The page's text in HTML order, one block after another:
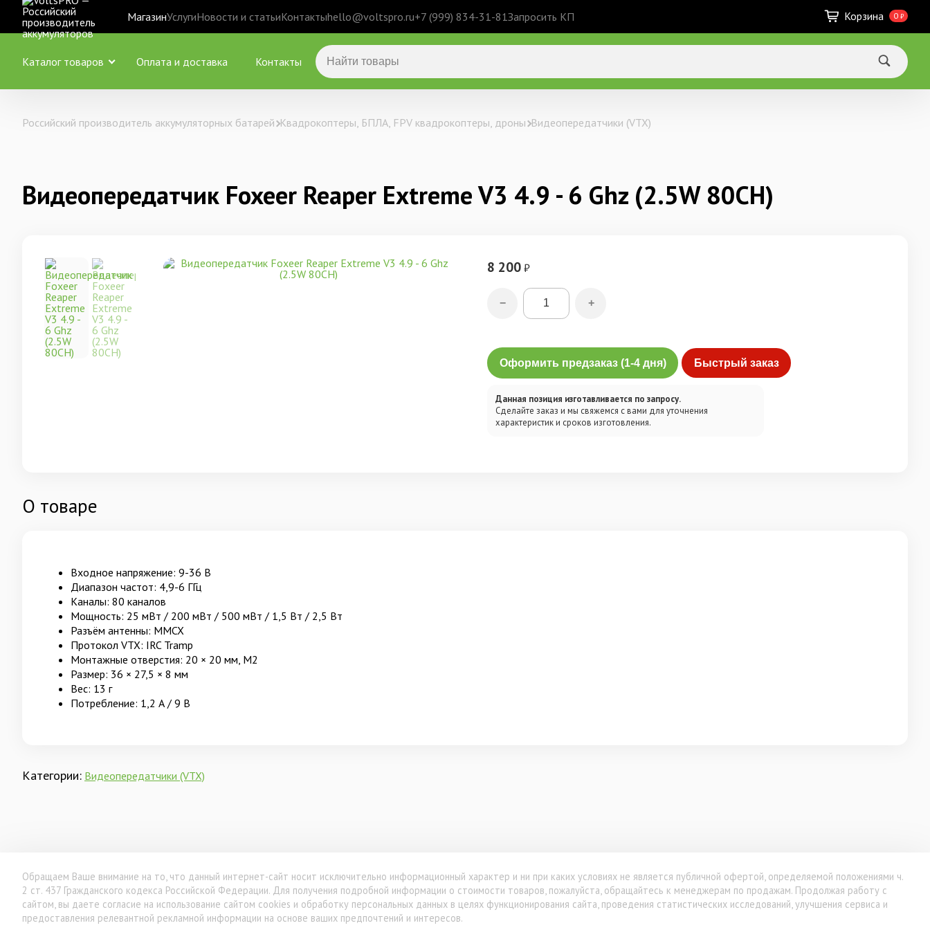
МагазинУслугиНовости и статьиКонтактыhello@voltspro.ru+7 (999) 834-31-81Запросить КП Корзина 0 ₽
Каталог товаров Оплата и доставка Контакты
Российский производитель аккумуляторных батарей Квадрокоптеры, БПЛА, FPV квадрокоптеры, дроны Видеопередатчики (VTX)
Видеопередатчик Foxeer Reaper Extreme V3 4.9 - 6 Ghz (2.5W 80CH)
8 200 ₽
− +
Оформить предзаказ (1-4 дня) Быстрый заказ
Данная позиция изготавливается по запросу.
Сделайте заказ и мы свяжемся с вами для уточнения
характеристик и сроков изготовления.
О товаре
Входное напряжение: 9-36 В
Диапазон частот: 4,9-6 ГГц
Каналы: 80 каналов
Мощность: 25 мВт / 200 мВт / 500 мВт / 1,5 Вт / 2,5 Вт
Разъём антенны: MMCX
Протокол VTX: IRC Tramp
Монтажные отверстия: 20 × 20 мм, М2
Размер: 36 × 27,5 × 8 мм
Вес: 13 г
Потребление: 1,2 А / 9 В
Категории: Видеопередатчики (VTX)
Обращаем Ваше внимание на то, что данный интернет-сайт носит исключительно информационный характер и ни при каких условиях не является публичной офертой, определяемой положениями ч.
2 ст. 437 Гражданского кодекса Российской Федерации. Для получения подробной информации о стоимости товаров, пожалуйста, обращайтесь к менеджерам по продажам. Продолжая работу с
сайтом, вы даете согласие на использование сайтом cookies и обработку персональных данных в целях функционирования сайта, проведения статистических исследований, улучшения сервиса и
предоставления релевантной рекламной информации на основе ваших предпочтений и интересов.